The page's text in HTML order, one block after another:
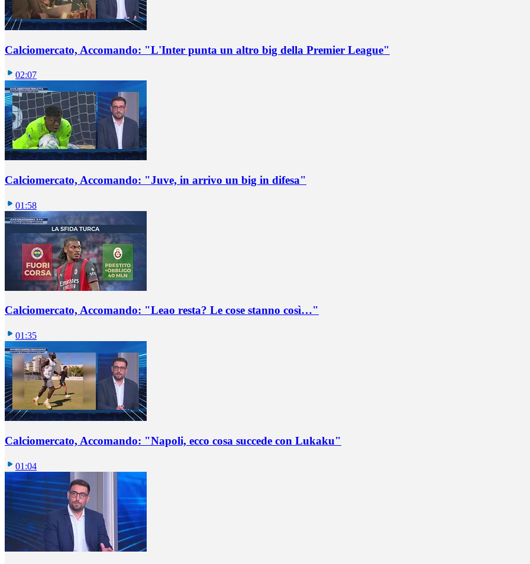
Calciomercato, Accomando: "L'Inter punta un altro big della Premier League"
02:07
Calciomercato, Accomando: "Juve, in arrivo un big in difesa"
01:58
Calciomercato, Accomando: "Leao resta? Le cose stanno così…"
01:35
Calciomercato, Accomando: "Napoli, ecco cosa succede con Lukaku"
01:04